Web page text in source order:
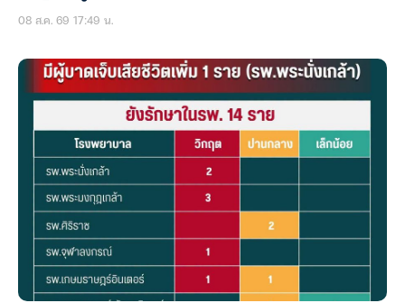
08 ส.ค. 69 17:49 น.